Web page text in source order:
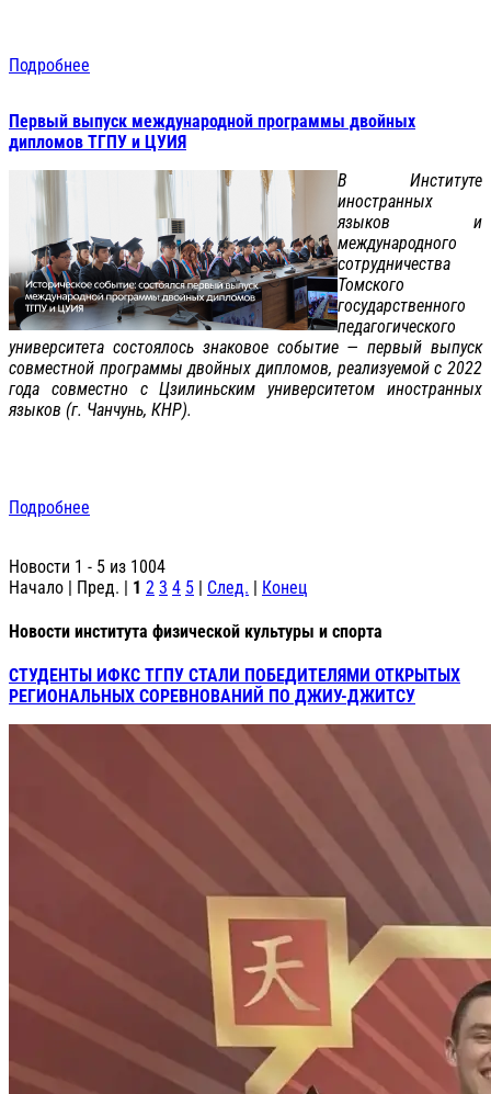
Подробнее
Первый выпуск международной программы двойных
дипломов ТГПУ и ЦУИЯ
В Институте
иностранных
языков и
международного
сотрудничества
Томского
государственного
педагогического
университета состоялось знаковое событие — первый выпуск
совместной программы двойных дипломов, реализуемой с 2022
года совместно с Цзилиньским университетом иностранных
языков (г. Чанчунь, КНР).
Подробнее
Новости 1 - 5 из 1004
Начало | Пред. | 1 2 3 4 5 | След. | Конец
Новости института физической культуры и спорта
СТУДЕНТЫ ИФКС ТГПУ СТАЛИ ПОБЕДИТЕЛЯМИ ОТКРЫТЫХ
РЕГИОНАЛЬНЫХ СОРЕВНОВАНИЙ ПО ДЖИУ-ДЖИТСУ